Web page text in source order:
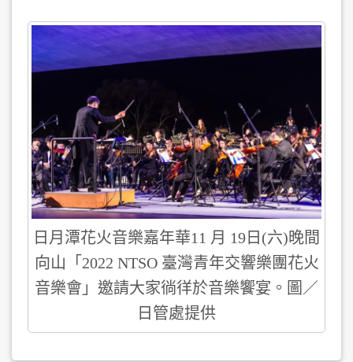
日月潭花火音樂嘉年華11 月 19日(六)晚間
向山「2022 NTSO 臺灣青年交響樂團花火
音樂會」邀請大家徜徉於音樂饗宴。圖／
日管處提供